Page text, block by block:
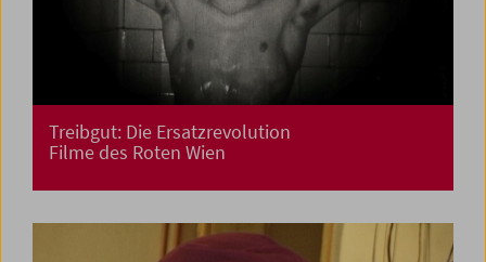
Treibgut: Die Ersatzrevolution
Filme des Roten Wien